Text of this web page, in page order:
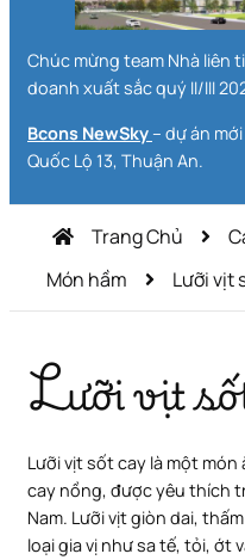
Chúc mừng team Nhà liên tiếp đạt thành tích Sàn kinh
doanh xuất sắc quý II/III
Bcons NewSky– dự án
Quốc Lộ 13, Thuận An.
Trang Chủ
Món hầm
Lưỡi vịt
Lưỡi vịt
Lưỡi vịt sốt cay là một món ăn hấp dẫn với hương vị đậm đà,
cay nồng, được yêu thích
Nam. Lưỡi vịt giòn dai,
loại gia vị như sa tế, tỏi, ớt